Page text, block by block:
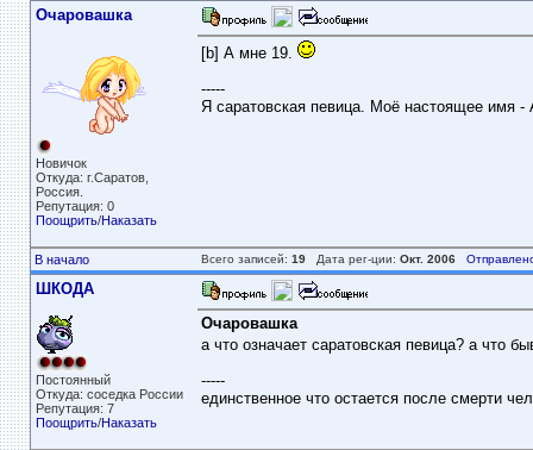
Очаровашка
Новичок
Откуда: г.Саратов,
Россия.
Репутация: 0
Поощрить/Наказать
[b] А мне 19.
-----
Я саратовская певица. Моё настоящее имя -
В начало Всего записей: 19Дата рег-ции: Окт. 2006
ШКОДА
Постоянный
Откуда: соседка России
Репутация: 7
Поощрить/Наказать
Очаровашка
а что означает саратовская певица? а что
-----
единственное что остается после смерти